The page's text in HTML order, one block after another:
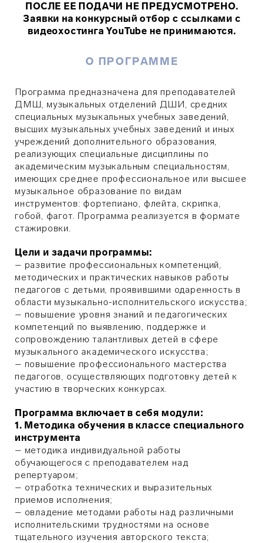
ПОСЛЕ ЕЕ ПОДАЧИ НЕ ПРЕДУСМОТРЕНО.
Заявки на конкурсный отбор с ссылками с
видеохостинга YouTube не принимаются.
О ПРОГРАММЕ
Программа предназначена для преподавателей
ДМШ, музыкальных отделений ДШИ, средних
специальных музыкальных учебных заведений,
высших музыкальных учебных заведений и иных
учреждений дополнительного образования,
реализующих специальные дисциплины по
академическим музыкальным специальностям,
имеющих среднее профессиональное или высшее
музыкальное образование по видам
инструментов: фортепиано, флейта, скрипка,
гобой, фагот. Программа реализуется в формате
стажировки.
Цели и задачи программы:
– развитие профессиональных компетенций,
методических и практических навыков работы
педагогов с детьми, проявившими одаренность в
области музыкально-исполнительского искусства;
– повышение уровня знаний и педагогических
компетенций по выявлению, поддержке и
сопровождению талантливых детей в сфере
музыкального академического искусства;
– повышение профессионального мастерства
педагогов, осуществляющих подготовку детей к
участию в творческих конкурсах.
Программа включает в себя модули:
1. Методика обучения в классе специального
инструмента
– методика индивидуальной работы
обучающегося с преподавателем над
репертуаром;
– отработка технических и выразительных
приемов исполнения;
– овладение методами работы над различными
исполнительскими трудностями на основе
тщательного изучения авторского текста;